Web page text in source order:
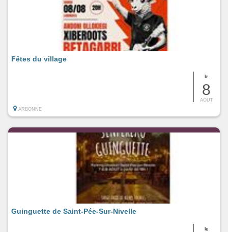
le
8
AOUT
Fêtes du village
ARBONNE
le
Guinguette de Saint-Pée-Sur-Nivelle